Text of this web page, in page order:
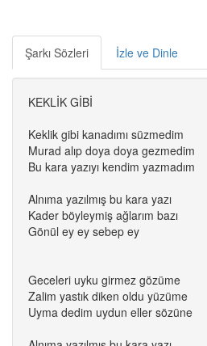
Şarkı Sözleri İzle ve Dinle
KEKLİK GİBİ
Keklik gibi kanadımı süzmedim
Murad alıp doya doya gezmedim
Bu kara yazıyı kendim yazmadım
Alnıma yazılmış bu kara yazı
Kader böyleymiş ağlarım bazı
Gönül ey ey sebep ey
Geceleri uyku girmez gözüme
Zalim yastık diken oldu yüzüme
Uyma dedim uydun eller sözüne